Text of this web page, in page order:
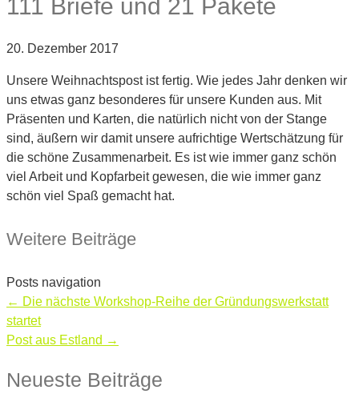
111 Briefe und 21 Pakete
20. Dezember 2017
Unsere Weihnachtspost ist fertig. Wie jedes Jahr denken wir
uns etwas ganz besonderes für unsere Kunden aus. Mit
Präsenten und Karten, die natürlich nicht von der Stange
sind, äußern wir damit unsere aufrichtige Wertschätzung für
die schöne Zusammenarbeit. Es ist wie immer ganz schön
viel Arbeit und Kopfarbeit gewesen, die wie immer ganz
schön viel Spaß gemacht hat.
Weitere Beiträge
Posts navigation
← Die nächste Workshop-Reihe der Gründungswerkstatt
startet
Post aus Estland →
Neueste Beiträge